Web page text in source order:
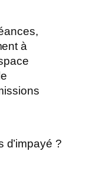
à
d’impayé ?